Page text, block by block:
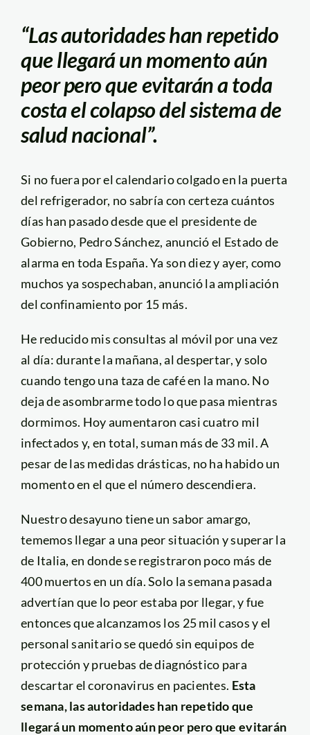
“Las autoridades han repetido
que llegará un momento aún
peor pero que evitarán a toda
costa el colapso del sistema de
salud nacional”.
Si no fuera por el calendario colgado en la puerta
del refrigerador, no sabría con certeza cuántos
días han pasado desde que el presidente de
Gobierno, Pedro Sánchez, anunció el Estado de
alarma en toda España. Ya son diez y ayer, como
muchos ya sospechaban, anunció la ampliación
del confinamiento por 15 más.
He reducido mis consultas al móvil por una vez
al día: durante la mañana, al despertar, y solo
cuando tengo una taza de café en la mano. No
deja de asombrarme todo lo que pasa mientras
dormimos. Hoy aumentaron casi cuatro mil
infectados y, en total, suman más de 33 mil. A
pesar de las medidas drásticas, no ha habido un
momento en el que el número descendiera.
Nuestro desayuno tiene un sabor amargo,
tememos llegar a una peor situación y superar la
de Italia, en donde se registraron poco más de
400 muertos en un día. Solo la semana pasada
advertían que lo peor estaba por llegar, y fue
entonces que alcanzamos los 25 mil casos y el
personal sanitario se quedó sin equipos de
protección y pruebas de diagnóstico para
descartar el coronavirus en pacientes. Esta
semana, las autoridades han repetido que
llegará un momento aún peor pero que evitarán